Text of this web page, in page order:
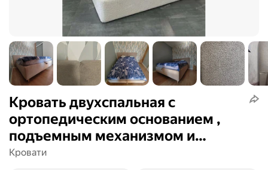
Кровать двухспальная с
ортопедическим основанием ,
подъемным механизмом и
ножками
Кровати